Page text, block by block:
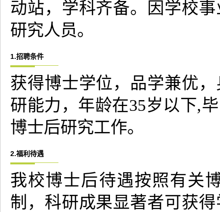
动站，学科齐备。因学校
研究人员。
1.招聘条件
获得博士学位，品学兼优
研能力，年龄在35岁以下,
博士后研究工作。
2.福利待遇
我校博士后待遇按照有关
制，科研成果显著者可获